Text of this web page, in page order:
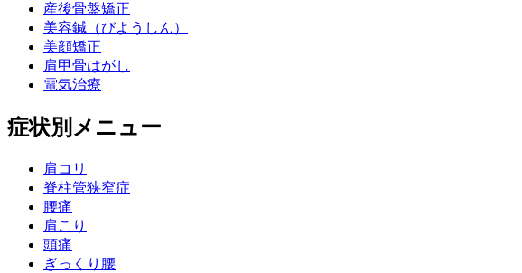
産後骨盤矯正
美容鍼（びようしん）
美顔矯正
肩甲骨はがし
電気治療
症状別メニュー
肩コリ
脊柱管狭窄症
腰痛
肩こり
頭痛
ぎっくり腰